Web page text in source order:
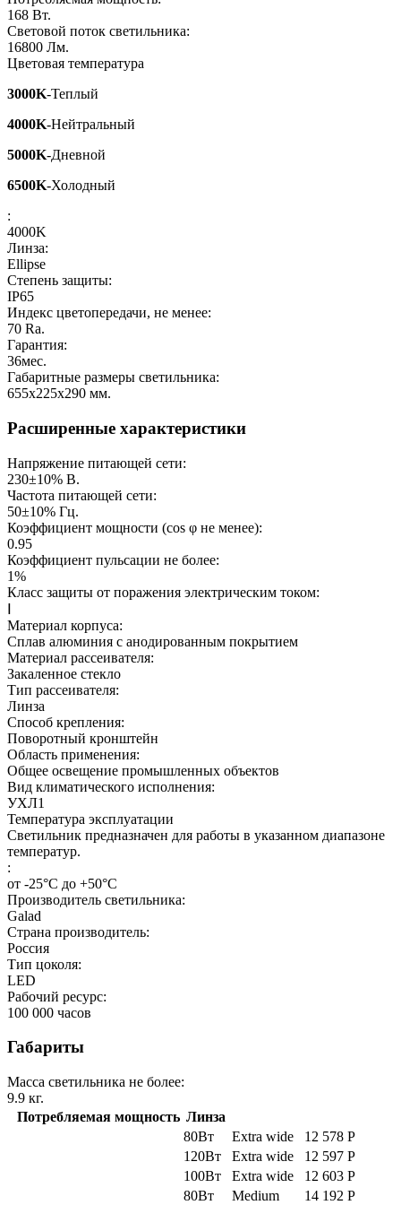
168 Вт.
Световой поток светильника:
16800 Лм.
Цветовая температура
3000K-Теплый
4000K-Нейтральный
5000K-Дневной
6500K-Холодный
:
4000K
Линза:
Ellipse
Степень защиты:
IP65
Индекс цветопередачи, не менее:
70 Ra.
Гарантия:
36мес.
Габаритные размеры светильника:
655x225x290 мм.
Расширенные характеристики
Напряжение питающей сети:
230±10% В.
Частота питающей сети:
50±10% Гц.
Коэффициент мощности (cos φ не менее):
0.95
Коэффициент пульсации не более:
1%
Класс защиты от поражения электрическим током:
Материал корпуса:
Сплав алюминия с анодированным покрытием
Материал рассеивателя:
Закаленное стекло
Тип рассеивателя:
Линза
Способ крепления:
Поворотный кронштейн
Область применения:
Общее освещение промышленных объектов
Вид климатического исполнения:
УХЛ1
Температура эксплуатации
Светильник предназначен для работы в указанном диапазоне
температур.
:
от -25°С до +50°С
Производитель светильника:
Galad
Страна производитель:
Россия
Тип цоколя:
LED
Рабочий ресурс:
100 000 часов
Габариты
Масса светильника не более:
9.9 кг.
Потребляемая мощность Линза
80Вт
Extra wide 12 578 Р
120Вт
Extra wide 12 597 Р
100Вт
Extra wide 12 603 Р
80Вт
Medium 14 192 Р